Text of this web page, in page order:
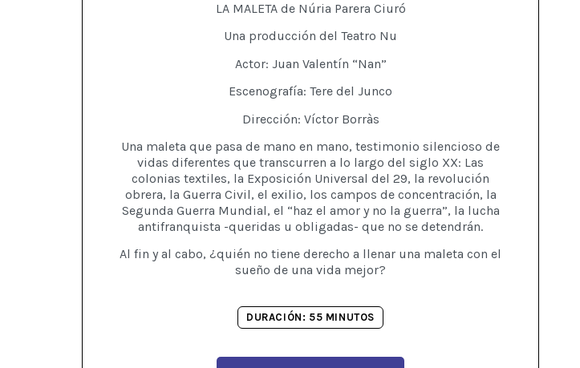
LA MALETA de Núria Parera Ciuró
Una producción del Teatro Nu
Actor: Juan Valentín “Nan”
Escenografía: Tere del Junco
Dirección: Víctor Borràs
Una maleta que pasa de mano en mano, testimonio silencioso de
vidas diferentes que transcurren a lo largo del siglo XX: Las
colonias textiles, la Exposición Universal del 29, la revolución
obrera, la Guerra Civil, el exilio, los campos de concentración, la
Segunda Guerra Mundial, el “haz el amor y no la guerra”, la lucha
antifranquista -queridas u obligadas- que no se detendrán.
Al fin y al cabo, ¿quién no tiene derecho a llenar una maleta con el
sueño de una vida mejor?
DURACIÓN: 55 MINUTOS